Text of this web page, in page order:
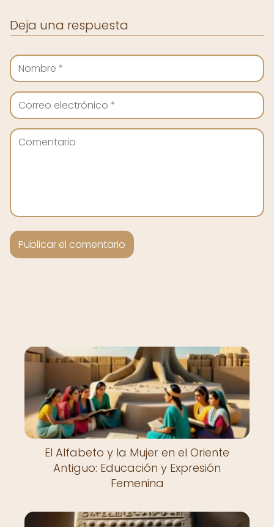
Deja una respuesta
El Alfabeto y la Mujer en el Oriente
Antiguo: Educación y Expresión
Femenina